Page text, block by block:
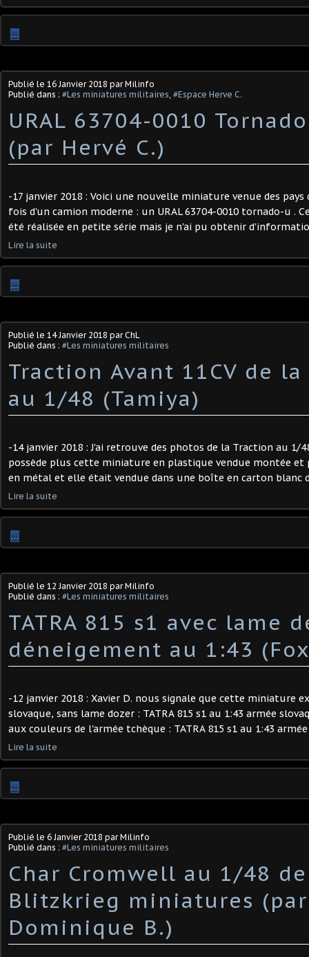
…
Publié le 16 Janvier 2018 par Milinfo
Publié dans : #Les miniatures militaires, #Espace Herve C.
URAL 63704-0010
(par Hervé C.)
-17 janvier 2018 : Voici une nouvelle miniature venue des
fois d'un camion moderne : un URAL 63704-0010 tornado-u .
été réalisée en petite série mais je n'ai pu obtenir
Lire la suite
…
Publié le 14 Janvier 2018 par ChL
Publié dans : #Les miniatures militaires
Traction Avant 11CV de
au 1/48 (Tamiya)
-14 janvier 2018 : J'ai retrouve des photos de la Traction au 1/
possède plus cette miniature en plastique vendue montée et
en métal et elle était vendue dans une boîte en carton blanc
Lire la suite
…
Publié le 12 Janvier 2018 par Milinfo
Publié dans : #Les miniatures militaires
TATRA 815 s1 avec lame
déneigement au 1:43
-12 janvier 2018 : Xavier D. nous signale que cette miniature
slovaque, sans lame dozer : TATRA 815 s1 au 1:43 armée
aux couleurs de l'armée tchèque : TATRA 815 s1 au 1:43
Lire la suite
…
Publié le 6 Janvier 2018 par Milinfo
Publié dans : #Les miniatures militaires
Char Cromwell au 1/48
Blitzkrieg miniatures (par
Dominique B.)